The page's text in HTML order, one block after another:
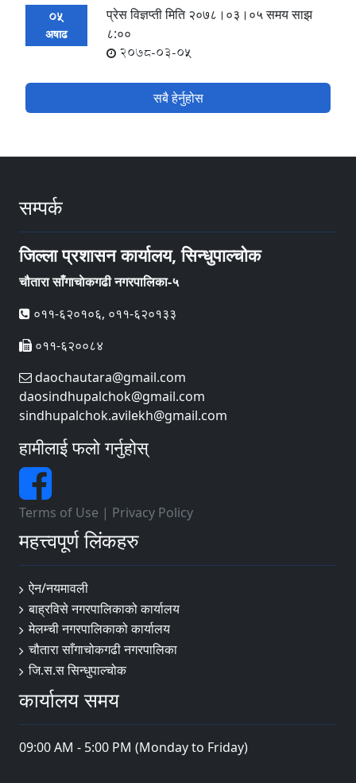
05
अषाढ
प्रेस विज्ञप्ती मिति २०७८।०३।०५ समय साझ
८:००
2078-03-05
सबै हेर्नुहोस
सम्पर्क
जिल्ला प्रशासन कार्यालय, सिन्धुपाल्चोक
चौतारा साँगाचाेकगढी नगरपालिका-५
०११-६२०१०६, ०११-६२०१३३
०११-६२००८४
daochautara@gmail.com
daosindhupalchok@gmail.com
sindhupalchok.avilekh@gmail.com
हामीलाई फलो गर्नुहोस्
Terms of Use | Privacy Policy
महत्त्वपूर्ण लिंकहरु
ऐन/नयमावली
बाह्रविसे नगरपालिकाको कार्यालय
मेलम्ची नगरपालिकाको कार्यालय
चौतारा साँगाचोकगढी नगरपालिका
जि.स.स सिन्धुपाल्चोक
कार्यालय समय
09:00 AM - 5:00 PM (Monday to Friday)